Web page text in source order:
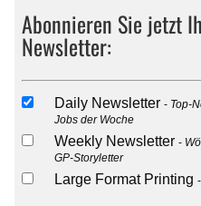
Abonnieren Sie jetzt
Newsletter:
Daily Newsletter
Top-
Jobs der Woche
Weekly Newsletter
GP-Storyletter
Large Format Printing